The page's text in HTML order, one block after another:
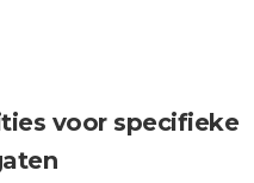
voor specifieke